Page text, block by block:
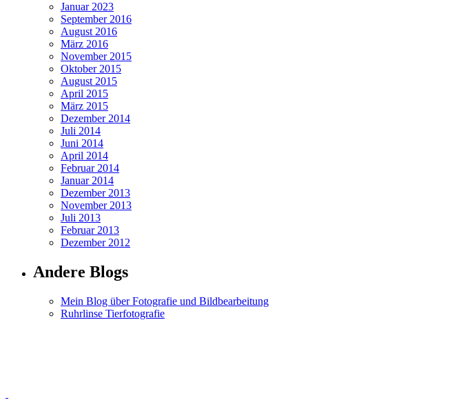
Januar 2023
September 2016
August 2016
März 2016
November 2015
Oktober 2015
August 2015
April 2015
März 2015
Dezember 2014
Juli 2014
Juni 2014
April 2014
Februar 2014
Januar 2014
Dezember 2013
November 2013
Juli 2013
Februar 2013
Dezember 2012
Andere Blogs
Mein Blog über Fotografie und Bildbearbeitung
Ruhrlinse Tierfotografie